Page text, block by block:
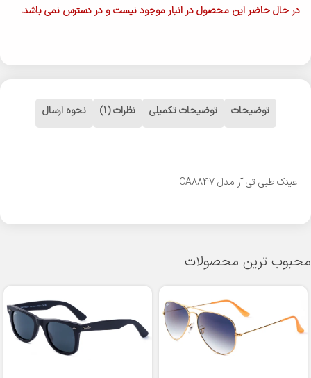
در حال حاضر این محصول در انبار موجود نیست و در دسترس نمی باشد.
توضیحات توضیحات تکمیلی نظرات (1) نحوه ارسال
عینک طبی تی آر مدل CA8847
محبوب ترین محصولات